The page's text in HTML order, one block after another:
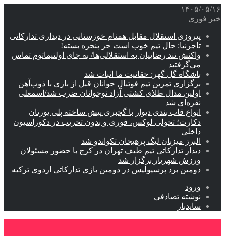
۱۴۰۵/۰۵/۱۶
خبر فوری
پیروزی استقلال مقابل همنام خوزستانی در دیداری تدارکاتی
تاجرنیا: حال تیم خوب است جز پنجره بسته!
واکنش تند رضاییان به استقلالی‌ها/ به جای اولتیماتوم تماس
می‌گرفتید
باشگاه گل گهر: حقانیت ما اثبات شد
برگزاری تمرین تیم فوتبال جوانان قبل از بازی با ذوب‌آهن
اولین مدال طلای کشتی آزاد نوجوانان ضرب شد/اسمعلی
نقره‌ای شد
انواع قاب بندی دیوار با گچبری پیش ساخته پلی یورتان
دکارت؛ تحولی لوکس، فوری و بدون تخریب در دکوراسیون
داخلی
البرز میزبان لیگ پرهیجان تکواندو شد
دیدار تدارکاتی تیم طیف تهران در کرج با حضور مسئولان
ورزش شهریار برگزار شد
دومین برد پرسپولیس در دومین بازی تدارکاتی اردوی ترکیه
ورود
نوشته تصادفی
سایدبار